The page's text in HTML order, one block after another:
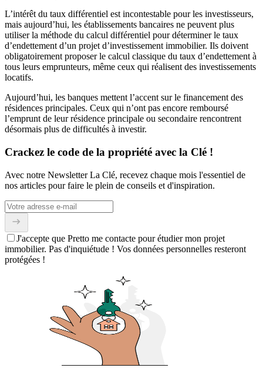
L’intérêt du taux différentiel est incontestable pour les investisseurs,
mais aujourd’hui, les établissements bancaires ne peuvent plus
utiliser la méthode du calcul différentiel pour déterminer le taux
d’endettement d’un projet d’investissement immobilier. Ils doivent
obligatoirement proposer le calcul classique du taux d’endettement à
tous leurs emprunteurs, même ceux qui réalisent des investissements
locatifs.
Aujourd’hui, les banques mettent l’accent sur le financement des
résidences principales. Ceux qui n’ont pas encore remboursé
l’emprunt de leur résidence principale ou secondaire rencontrent
désormais plus de difficultés à investir.
Crackez le code de la propriété avec la Clé !
Avec notre Newsletter La Clé, recevez chaque mois l'essentiel de
nos articles pour faire le plein de conseils et d'inspiration.
J'accepte que Pretto me contacte pour étudier mon projet
immobilier. Pas d'inquiétude ! Vos données personnelles resteront
protégées !